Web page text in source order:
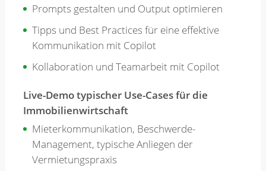
Prompts gestalten und Output optimieren
Tipps und Best Practices für eine effektive
Kommunikation mit Copilot
Kollaboration und Teamarbeit mit Copilot
Live-Demo typischer Use-Cases für die
Immobilienwirtschaft
Mieterkommunikation, Beschwerde-
Management, typische Anliegen der
Vermietungspraxis